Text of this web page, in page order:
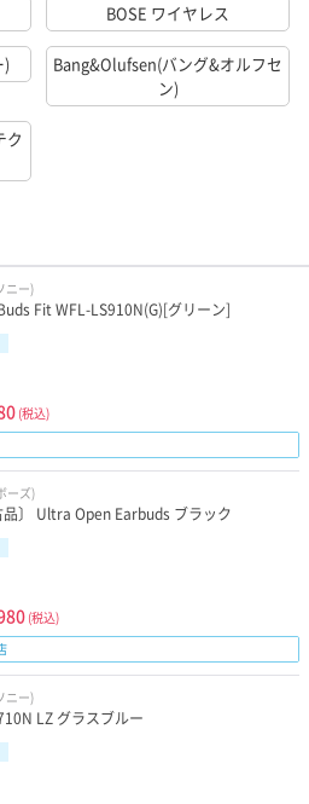
BOSE ワイヤレス
)
Bang&Olufsen(バング&オルフセ
ン)
ク
ニー)
Fit WFL-LS910N(G)[グリーン]
(税込)
ーズ)
品〕 Ultra Open Earbuds ブラック
(税込)
ニー)
LZ グラスブルー